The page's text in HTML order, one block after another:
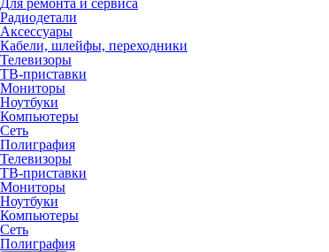
Для ремонта и сервиса
Радиодетали
Аксессуары
Кабели, шлейфы, переходники
Телевизоры
ТВ-приставки
Мониторы
Ноутбуки
Компьютеры
Сеть
Полиграфия
Телевизоры
ТВ-приставки
Мониторы
Ноутбуки
Компьютеры
Сеть
Полиграфия